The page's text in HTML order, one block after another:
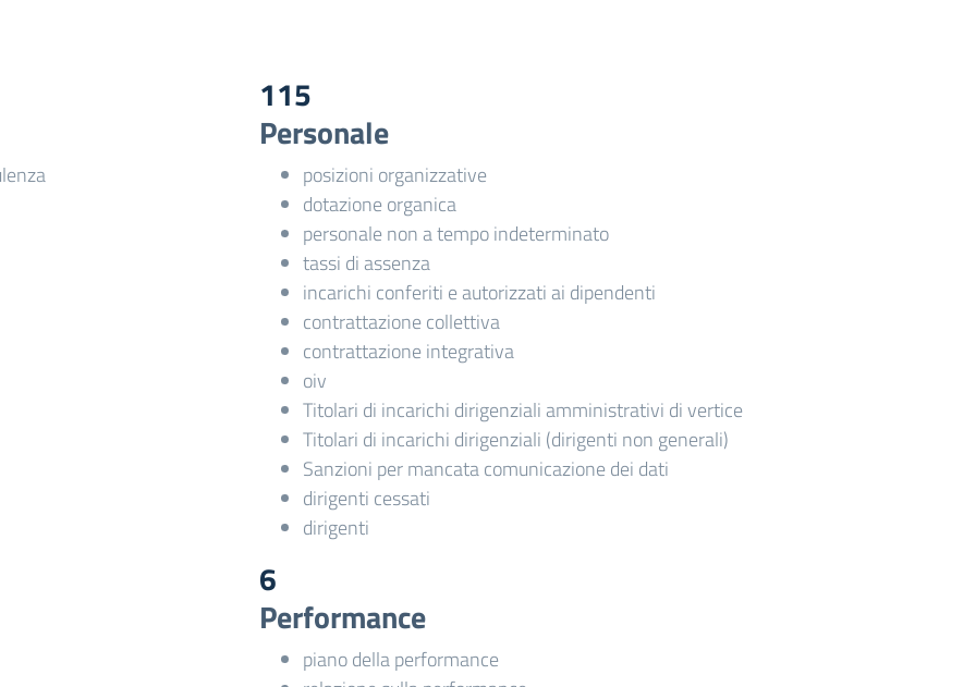
115
Personale
posizioni organizzative
dotazione organica
personale non a tempo indeterminato
tassi di assenza
incarichi conferiti e autorizzati ai dipendenti
contrattazione collettiva
contrattazione integrativa
oiv
Titolari di incarichi dirigenziali amministrativi di vertice
Titolari di incarichi dirigenziali (dirigenti non generali)
Sanzioni per mancata comunicazione dei dati
dirigenti cessati
dirigenti
6
Performance
piano della performance